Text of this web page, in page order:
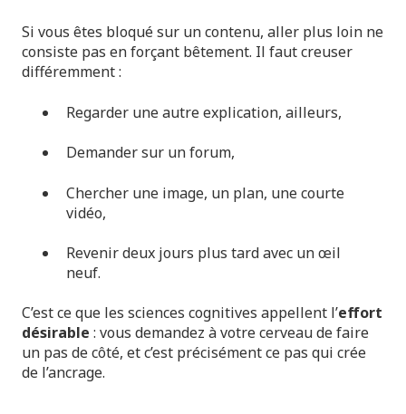
Si vous êtes bloqué sur un contenu, aller plus loin ne
consiste pas en forçant bêtement. Il faut creuser
différemment :
Regarder une autre explication, ailleurs,
Demander sur un forum,
Chercher une image, un plan, une courte
vidéo,
Revenir deux jours plus tard avec un œil
neuf.
C’est ce que les sciences cognitives appellent l’effort
désirable : vous demandez à votre cerveau de faire
un pas de côté, et c’est précisément ce pas qui crée
de l’ancrage.